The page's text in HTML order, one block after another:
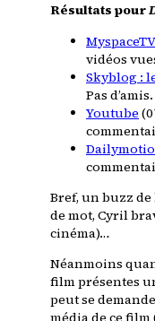
Résultats pour
vidéos
Skyblog :
Pas
Youtube
Bref, un buzz
de mot, Cyril
cinéma)…
Néanmoins
film présentes
peut se